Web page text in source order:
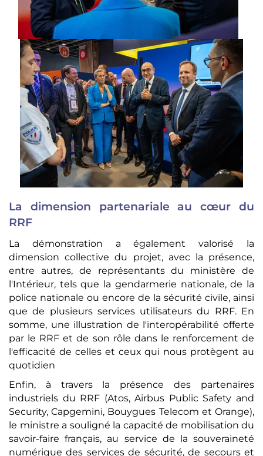
La dimension partenariale au cœur du
RRF
La démonstration a également valorisé la
dimension collective du projet, avec la présence,
entre autres, de représentants du ministère de
l'Intérieur, tels que la gendarmerie nationale, de la
police nationale ou encore de la sécurité civile, ainsi
que de plusieurs services utilisateurs du RRF. En
somme, une illustration de l'interopérabilité offerte
par le RRF et de son rôle dans le renforcement de
l'efficacité de celles et ceux qui nous protègent au
quotidien
Enfin, à travers la présence des partenaires
industriels du RRF (Atos, Airbus Public Safety and
Security, Capgemini, Bouygues Telecom et Orange),
le ministre a souligné la capacité de mobilisation du
savoir-faire français, au service de la souveraineté
numérique des services de sécurité, de secours et